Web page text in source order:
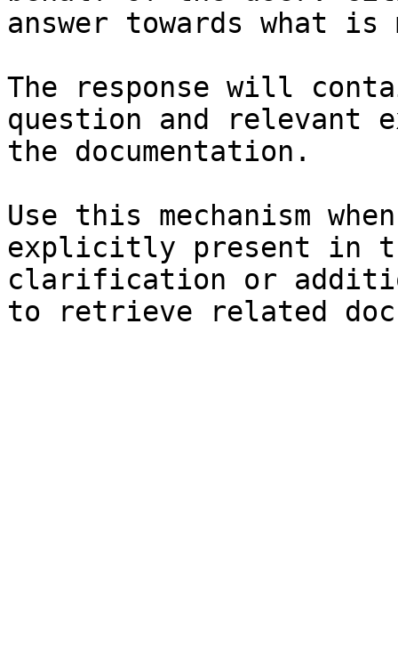
answer towards what
The response will
question and relevant
the documentation.
Use this mechanism
explicitly present in
clarification or